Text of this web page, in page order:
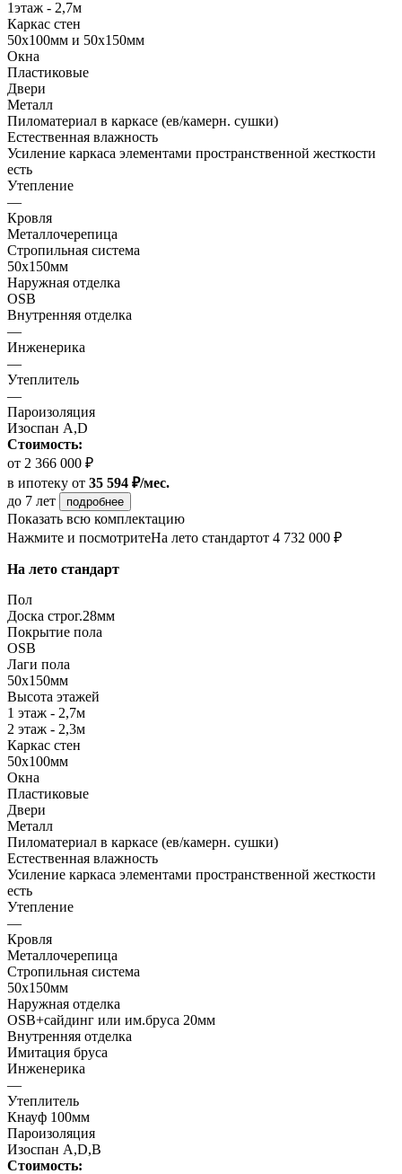
1этаж - 2,7м
Каркас стен
50х100мм и 50х150мм
Окна
Пластиковые
Двери
Металл
Пиломатериал в каркасе (ев/камерн. сушки)
Естественная влажность
Усиление каркаса элементами пространственной жесткости
есть
Утепление
—
Кровля
Металлочерепица
Стропильная система
50х150мм
Наружная отделка
OSB
Внутренняя отделка
—
Инженерика
—
Утеплитель
—
Пароизоляция
Изоспан A,D
Стоимость:
от 2 366 000 ₽
в ипотеку от 35 594 ₽/мес.
до 7 лет
подробнее
Показать всю комплектацию
Нажмите и посмотритеНа лето стандартот 4 732 000 ₽
На лето стандарт
Пол
Доска строг.28мм
Покрытие пола
OSB
Лаги пола
50х150мм
Высота этажей
1 этаж - 2,7м
2 этаж - 2,3м
Каркас стен
50х100мм
Окна
Пластиковые
Двери
Металл
Пиломатериал в каркасе (ев/камерн. сушки)
Естественная влажность
Усиление каркаса элементами пространственной жесткости
есть
Утепление
—
Кровля
Металлочерепица
Стропильная система
50х150мм
Наружная отделка
OSB+сайдинг или им.бруса 20мм
Внутренняя отделка
Имитация бруса
Инженерика
—
Утеплитель
Кнауф 100мм
Пароизоляция
Изоспан А,D,B
Стоимость: